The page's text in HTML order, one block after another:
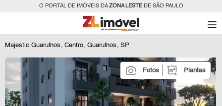
O PORTAL DE IMÓVEIS DAZONA LESTEDE SÃO PAULO
Majestic Guarulhos, Centro, Guarulhos, SP
Fotos Plantas